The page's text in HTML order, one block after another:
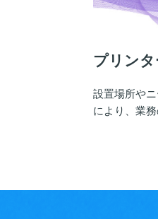
プリンタ
設置場所や
により、業